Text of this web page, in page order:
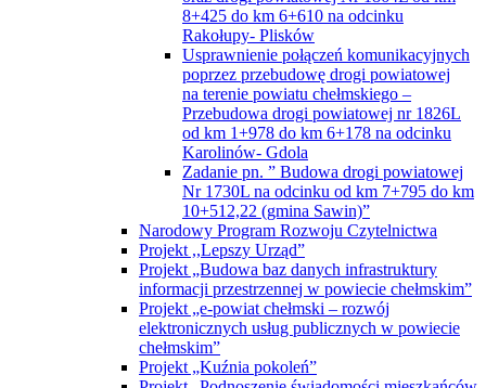
8+425 do km 6+610 na odcinku
Rakołupy- Plisków
Usprawnienie połączeń komunikacyjnych
poprzez przebudowę drogi powiatowej
na terenie powiatu chełmskiego –
Przebudowa drogi powiatowej nr 1826L
od km 1+978 do km 6+178 na odcinku
Karolinów- Gdola
Zadanie pn. ” Budowa drogi powiatowej
Nr 1730L na odcinku od km 7+795 do km
10+512,22 (gmina Sawin)”
Narodowy Program Rozwoju Czytelnictwa
Projekt ,,Lepszy Urząd”
Projekt „Budowa baz danych infrastruktury
informacji przestrzennej w powiecie chełmskim”
Projekt „e-powiat chełmski – rozwój
elektronicznych usług publicznych w powiecie
chełmskim”
Projekt „Kuźnia pokoleń”